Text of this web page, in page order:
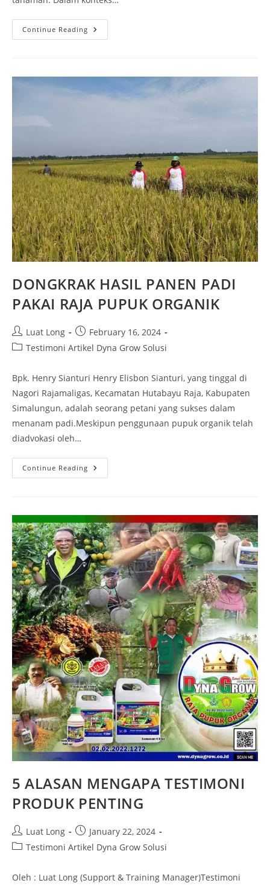
Continue Reading
DONGKRAK HASIL PANEN PADI
PAKAI RAJA PUPUK ORGANIK
Luat Long
February 16, 2024
Testimoni Artikel Dyna Grow Solusi
Bpk. Henry Sianturi Henry Elisbon Sianturi, yang tinggal di
Nagori Rajamaligas, Kecamatan Hutabayu Raja, Kabupaten
Simalungun, adalah seorang petani yang sukses dalam
menanam padi.Meskipun penggunaan pupuk organik telah
diadvokasi oleh…
Continue Reading
5 ALASAN MENGAPA TESTIMONI
PRODUK PENTING
Luat Long
January 22, 2024
Testimoni Artikel Dyna Grow Solusi
Oleh : Luat Long (Support & Training Manager)Testimoni